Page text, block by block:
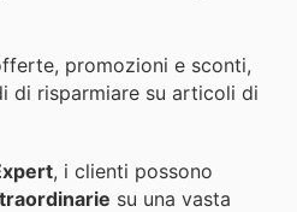
promozioni e sconti,
di risparmiare su articoli di
, i clienti possono
su una vasta